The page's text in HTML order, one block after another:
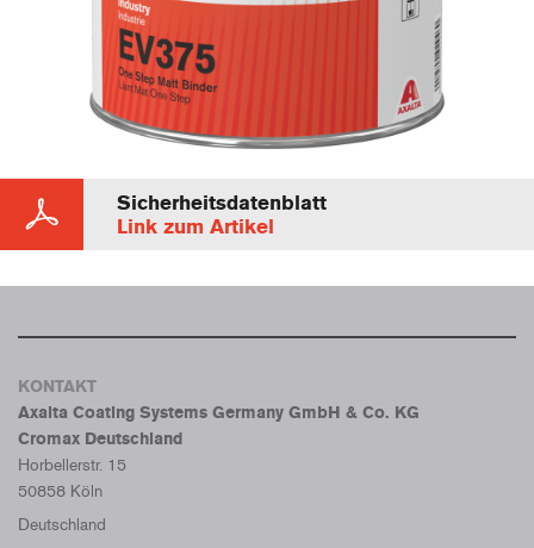
Sicherheitsdatenblatt
Link zum Artikel
KONTAKT
Axalta Coating Systems Germany GmbH & Co. KG
Cromax Deutschland
Horbellerstr. 15
50858 Köln
Deutschland